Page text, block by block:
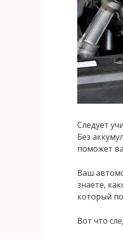
Следует
Без
поможет
Ваш
знаете,
который
Вот что